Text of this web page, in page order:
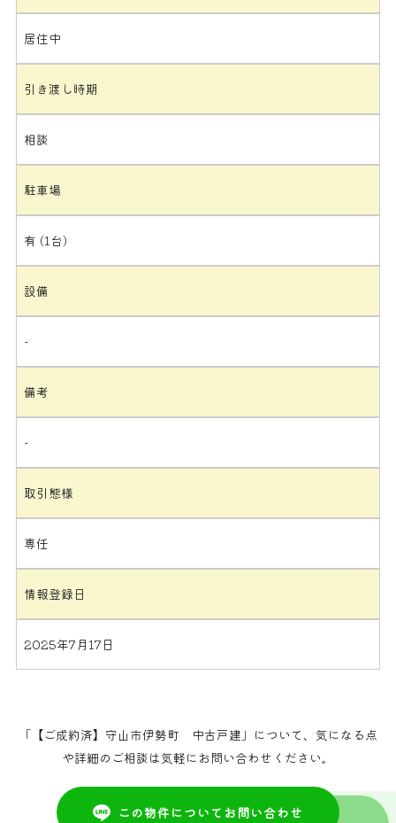
居住中
引き渡し時期
相談
駐車場
有 (1台)
設備
-
備考
-
取引態様
専任
情報登録日
2025年7月17日
「【ご成約済】守山市伊勢町 中古戸建」について、気になる点
や詳細のご相談は気軽にお問い合わせください。
この物件についてお問い合わせ